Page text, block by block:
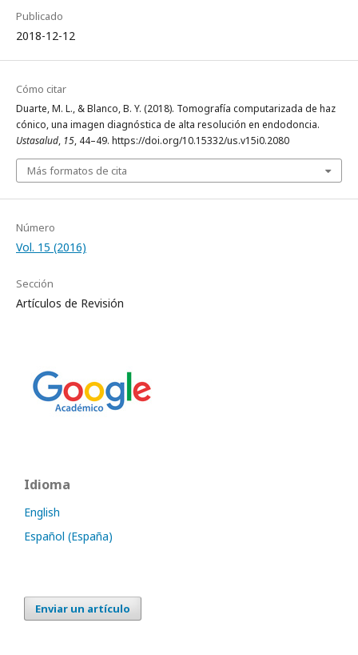
Publicado
2018-12-12
Cómo citar
Duarte, M. L., & Blanco, B. Y. (2018). Tomografía computarizada de haz
cónico, una imagen diagnóstica de alta resolución en endodoncia.
Ustasalud, 15, 44–49. https://doi.org/10.15332/us.v15i0.2080
Más formatos de cita
Número
Vol. 15 (2016)
Sección
Artículos de Revisión
Idioma
English
Español (España)
Enviar un artículo